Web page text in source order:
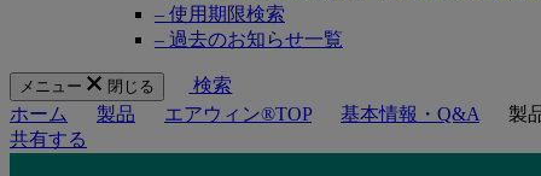
– 使用期限検索
– 過去のお知らせ一覧
メニュー 閉じる
検索
ホーム
製品 エアウィン®TOP 基本情報・Q&A
製
共有する